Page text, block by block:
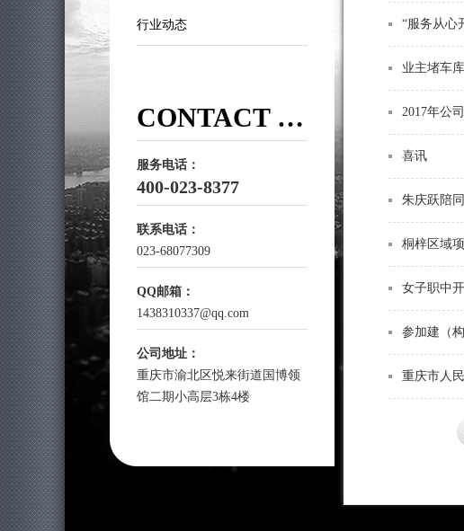
行业动态
CONTACT US
服务电话：
400-023-8377
联系电话：
023-68077309
QQ邮箱：
1438310337@qq.com
公司地址：
重庆市渝北区悦来街道国博领
馆二期小高层3栋4楼
“服务从
业主堵车
2017年公
喜讯
朱庆跃陪
桐梓区域
女子职中
参加建（
重庆市人